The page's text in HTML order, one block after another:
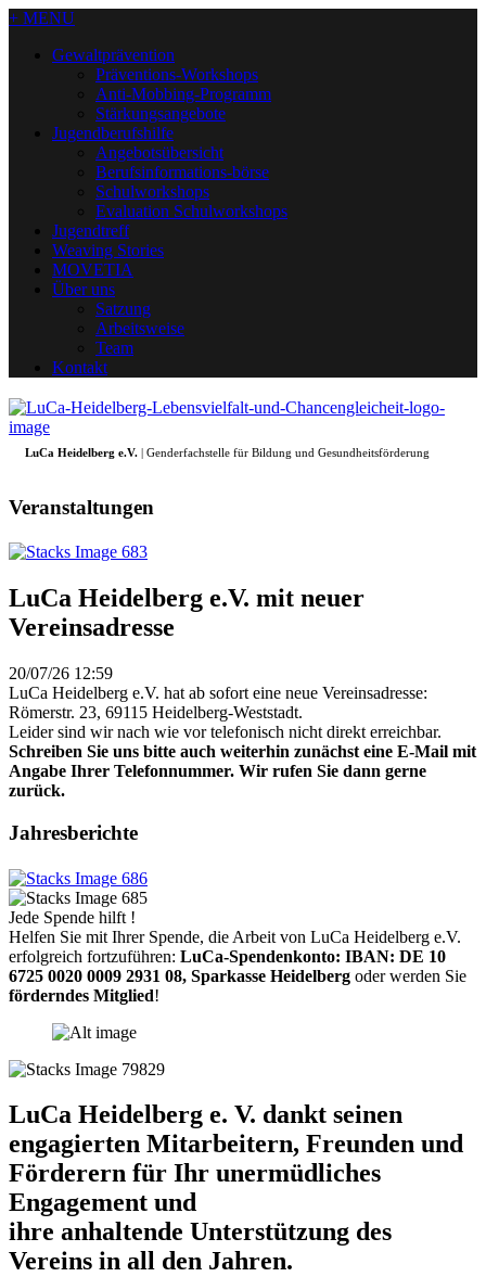
+ MENU
Gewaltprävention
Präventions-Workshops
Anti-Mobbing-Programm
Stärkungsangebote
Jugendberufshilfe
Angebotsübersicht
Berufsinformations-börse
Schulworkshops
Evaluation Schulworkshops
Jugendtreff
Weaving Stories
MOVETIA
Über uns
Satzung
Arbeitsweise
Team
Kontakt
LuCa Heidelberg e.V. | Genderfachstelle für Bildung und Gesundheitsförderung
Veranstaltungen
LuCa Heidelberg e.V. mit neuer
Vereinsadresse
20/07/26 12:59
LuCa Heidelberg e.V. hat ab sofort eine neue Vereinsadresse:
Römerstr. 23, 69115 Heidelberg-Weststadt.
Leider sind wir nach wie vor telefonisch nicht direkt erreichbar.
Schreiben Sie uns bitte auch weiterhin zunächst eine E-Mail mit
Angabe Ihrer Telefonnummer. Wir rufen Sie dann gerne
zurück.
Jahresberichte
Jede Spende hilft !
Helfen Sie mit Ihrer Spende, die Arbeit von LuCa Heidelberg e.V.
erfolgreich fortzuführen: LuCa-Spendenkonto: IBAN: DE 10
6725 0020 0009 2931 08, Sparkasse Heidelberg oder werden Sie
förderndes Mitglied!
LuCa Heidelberg e. V. dankt seinen
engagierten Mitarbeitern, Freunden und
Förderern für Ihr unermüdliches
Engagement und
ihre anhaltende Unterstützung des
Vereins in all den Jahren.